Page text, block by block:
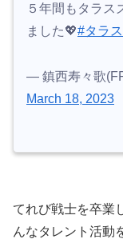
５年間もタラス
ました💖#タラ
— 鎮西寿々歌
March 18, 2023
てれび戦士を卒業
んなタレント活動